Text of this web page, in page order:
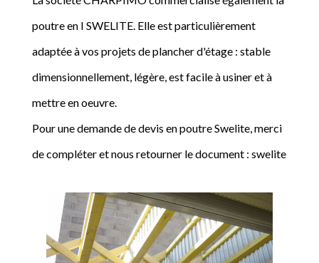
poutre en I SWELITE. Elle est particulièrement
adaptée à vos projets de plancher d'étage : stable
dimensionnellement, légère, est facile à usiner et à
mettre en oeuvre.
Pour une demande de devis en poutre Swelite, merci
de compléter et nous retourner le document : swelite